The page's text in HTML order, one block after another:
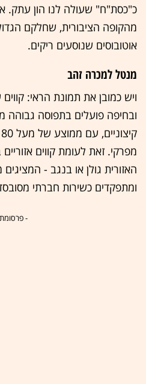
מהקופה הציבורית, שחלקם
אוטובוסים שנוסעים ריקים.
מנטל למכרה זהב
ויש כמובן את תמונת הראי: קווים
ובחיפה פועלים בתפוסה גבוהה
מפרקי. זאת לעומת קווים
האזורית גולן או בנגב -
ומתפקדים כשירות חברתי
-